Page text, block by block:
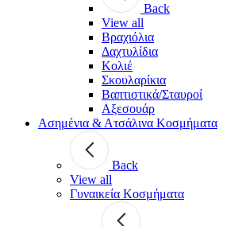
Back
View all
Βραχιόλια
Δαχτυλίδια
Κολιέ
Σκουλαρίκια
Βαπτιστικά/Σταυροί
Αξεσουάρ
Ασημένια & Ατσάλινα Κοσμήματα
Back
View all
Γυναικεία Κοσμήματα